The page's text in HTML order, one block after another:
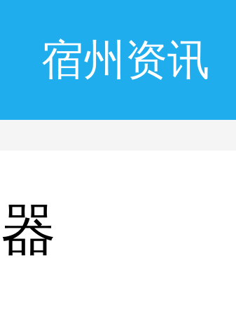
宿州资讯